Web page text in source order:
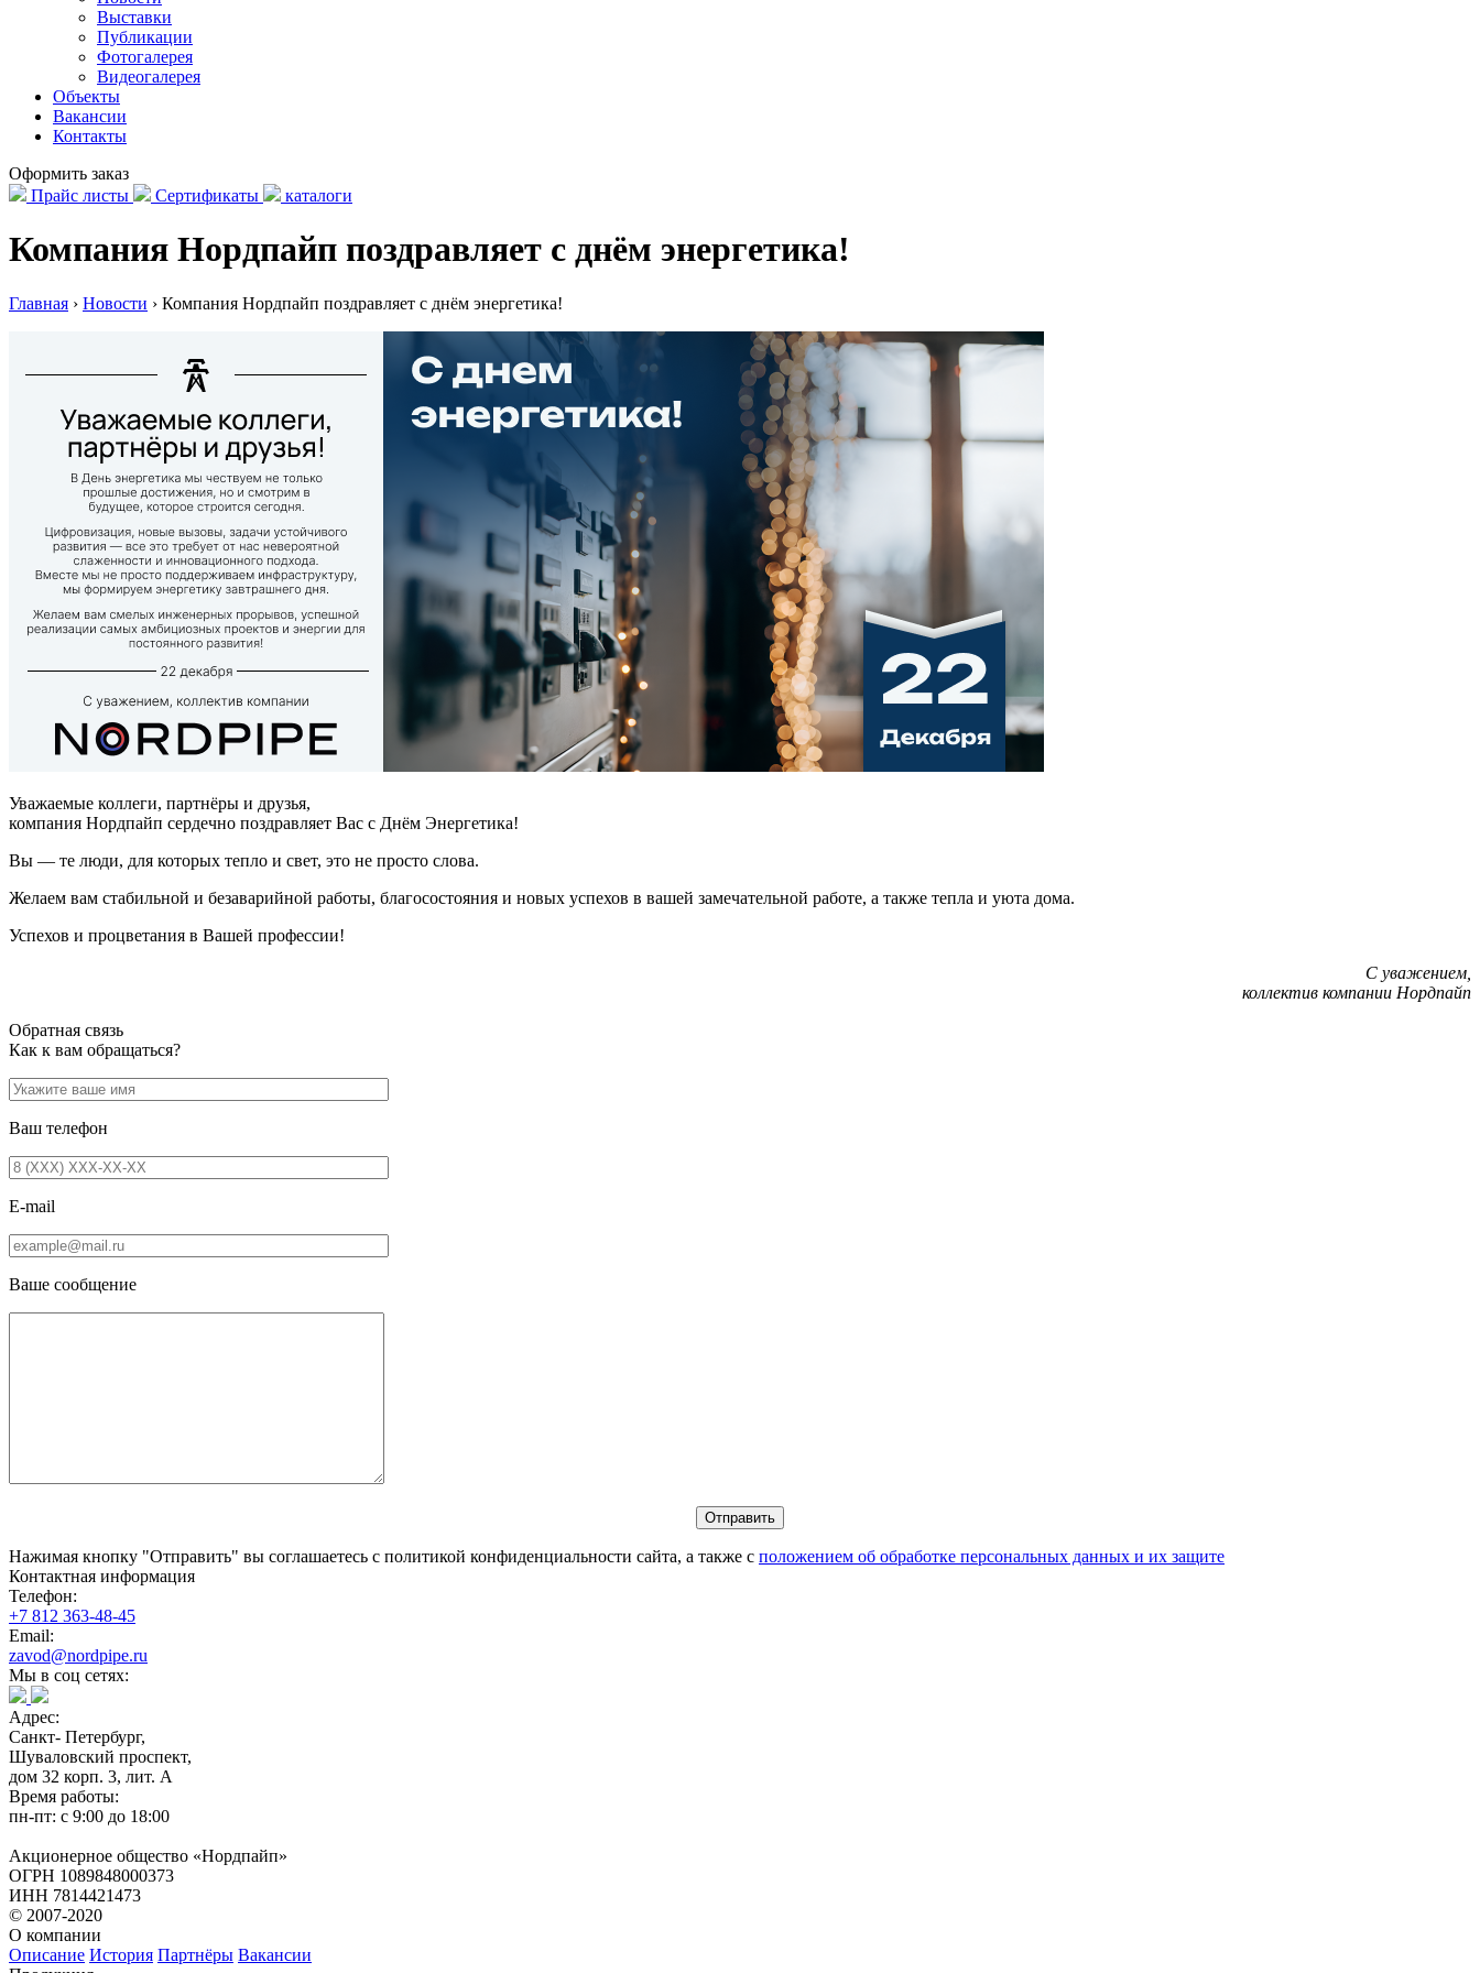
Выставки
Публикации
Фотогалерея
Видеогалерея
Объекты
Вакансии
Контакты
Оформить заказ
Прайс листы
Сертификаты каталоги
Компания Нордпайп поздравляет с днём энергетика!
Главная › Новости › Компания Нордпайп поздравляет с днём энергетика!
Уважаемые коллеги, партнёры и друзья,
компания Нордпайп сердечно поздравляет Вас c Днём Энергетика!
Вы — те люди, для которых тепло и свет, это не просто слова.
Желаем вам стабильной и безаварийной работы, благосостояния и новых успехов в вашей замечательной работе, а также тепла и уюта дома.
Успехов и процветания в Вашей профессии!
С уважением,
коллектив компании Нордпайп
Обратная связь
Как к вам обращаться?
Ваш телефон
E-mail
Ваше сообщение
Нажимая кнопку "Отправить" вы соглашаетесь с политикой конфиденциальности сайта, а также с положением об обработке персональных данных и их защите
Контактная информация
Телефон:
+7 812 363-48-45
Email:
zavod@nordpipe.ru
Мы в соц сетях:
Адрес:
Санкт- Петербург,
Шуваловский проспект,
дом 32 корп. 3, лит. А
Время работы:
пн-пт: с 9:00 до 18:00
Акционерное общество «Нордпайп»
ОГРН 1089848000373
ИНН 7814421473
© 2007-2020
О компании
Описание История Партнёры Вакансии